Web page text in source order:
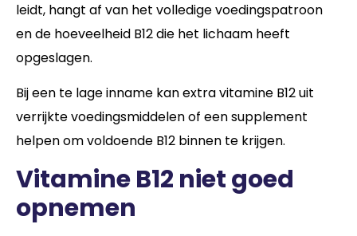
leidt, hangt af van het volledige voedingspatroon
en de hoeveelheid B12 die het lichaam heeft
opgeslagen.
Bij een te lage inname kan extra vitamine B12 uit
verrijkte voedingsmiddelen of een supplement
helpen om voldoende B12 binnen te krijgen.
Vitamine B12 niet goed
opnemen